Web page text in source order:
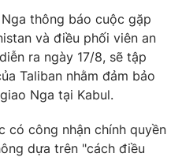
thông báo cuộc gặp
và điều phối viên an
ra ngày 17/8, sẽ tập
Taliban nhằm đảm bảo
Nga tại Kabul.
có công nhận chính quyền
dựa trên "cách điều